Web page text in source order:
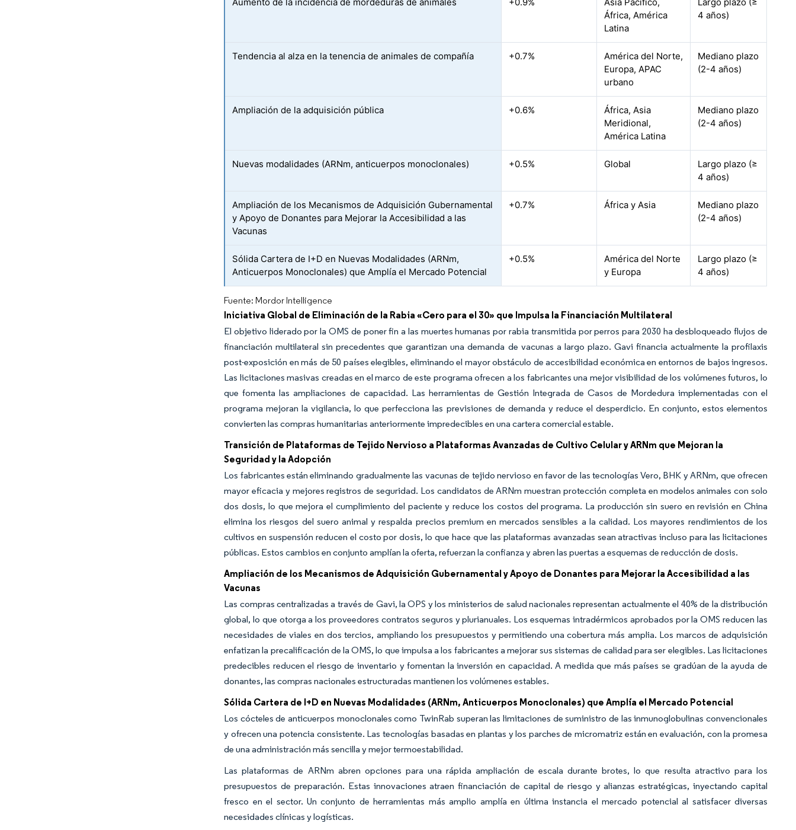
África, América
Latina
4 años)
Tendencia al alza en la tenencia de animales de compañía +0.7%
América del Norte,
Europa, APAC
urbano
Mediano plazo
(2-4 años)
Ampliación de la adquisición pública +0.6%
África, Asia
Meridional,
América Latina
Mediano plazo
(2-4 años)
Nuevas modalidades (ARNm, anticuerpos monoclonales) +0.5% Global
Largo plazo (≥
4 años)
Ampliación de los Mecanismos de Adquisición Gubernamental
y Apoyo de Donantes para Mejorar la Accesibilidad a las
Vacunas
+0.7% África y Asia
Mediano plazo
(2-4 años)
Sólida Cartera de I+D en Nuevas Modalidades (ARNm,
Anticuerpos Monoclonales) que Amplía el Mercado Potencial
+0.5%
América del Norte
y Europa
Largo plazo (≥
4 años)
Fuente: Mordor Intelligence
Iniciativa Global de Eliminación de la Rabia «Cero para el 30» que Impulsa la Financiación Multilateral
El objetivo liderado por la OMS de poner fin a las muertes humanas por rabia transmitida por perros para 2030 ha desbloqueado flujos de
financiación multilateral sin precedentes que garantizan una demanda de vacunas a largo plazo. Gavi financia actualmente la profilaxis
post-exposición en más de 50 países elegibles, eliminando el mayor obstáculo de accesibilidad económica en entornos de bajos ingresos.
Las licitaciones masivas creadas en el marco de este programa ofrecen a los fabricantes una mejor visibilidad de los volúmenes futuros, lo
que fomenta las ampliaciones de capacidad. Las herramientas de Gestión Integrada de Casos de Mordedura implementadas con el
programa mejoran la vigilancia, lo que perfecciona las previsiones de demanda y reduce el desperdicio. En conjunto, estos elementos
convierten las compras humanitarias anteriormente impredecibles en una cartera comercial estable.
Transición de Plataformas de Tejido Nervioso a Plataformas Avanzadas de Cultivo Celular y ARNm que Mejoran la
Seguridad y la Adopción
Los fabricantes están eliminando gradualmente las vacunas de tejido nervioso en favor de las tecnologías Vero, BHK y ARNm, que ofrecen
mayor eficacia y mejores registros de seguridad. Los candidatos de ARNm muestran protección completa en modelos animales con solo
dos dosis, lo que mejora el cumplimiento del paciente y reduce los costos del programa. La producción sin suero en revisión en China
elimina los riesgos del suero animal y respalda precios premium en mercados sensibles a la calidad. Los mayores rendimientos de los
cultivos en suspensión reducen el costo por dosis, lo que hace que las plataformas avanzadas sean atractivas incluso para las licitaciones
públicas. Estos cambios en conjunto amplían la oferta, refuerzan la confianza y abren las puertas a esquemas de reducción de dosis.
Ampliación de los Mecanismos de Adquisición Gubernamental y Apoyo de Donantes para Mejorar la Accesibilidad a las
Vacunas
Las compras centralizadas a través de Gavi, la OPS y los ministerios de salud nacionales representan actualmente el 40% de la distribución
global, lo que otorga a los proveedores contratos seguros y plurianuales. Los esquemas intradérmicos aprobados por la OMS reducen las
necesidades de viales en dos tercios, ampliando los presupuestos y permitiendo una cobertura más amplia. Los marcos de adquisición
enfatizan la precalificación de la OMS, lo que impulsa a los fabricantes a mejorar sus sistemas de calidad para ser elegibles. Las licitaciones
predecibles reducen el riesgo de inventario y fomentan la inversión en capacidad. A medida que más países se gradúan de la ayuda de
donantes, las compras nacionales estructuradas mantienen los volúmenes estables.
Sólida Cartera de I+D en Nuevas Modalidades (ARNm, Anticuerpos Monoclonales) que Amplía el Mercado Potencial
Los cócteles de anticuerpos monoclonales como TwinRab superan las limitaciones de suministro de las inmunoglobulinas convencionales
y ofrecen una potencia consistente. Las tecnologías basadas en plantas y los parches de micromatriz están en evaluación, con la promesa
de una administración más sencilla y mejor termoestabilidad.
Las plataformas de ARNm abren opciones para una rápida ampliación de escala durante brotes, lo que resulta atractivo para los
presupuestos de preparación. Estas innovaciones atraen financiación de capital de riesgo y alianzas estratégicas, inyectando capital
fresco en el sector. Un conjunto de herramientas más amplio amplía en última instancia el mercado potencial al satisfacer diversas
necesidades clínicas y logísticas.